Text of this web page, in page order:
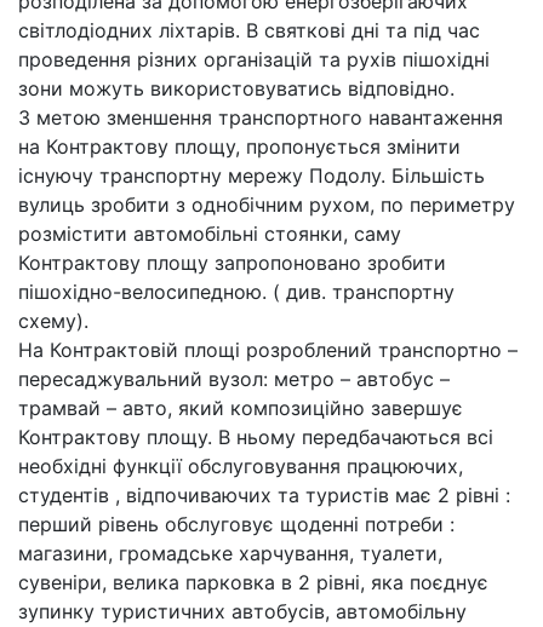
світлодіодних ліхтарів. В святкові дні та під час
проведення різних організацій та рухів пішохідні
зони можуть використовуватись відповідно.
З метою зменшення транспортного навантаження
на Контрактову площу, пропонується змінити
існуючу транспортну мережу Подолу. Більшість
вулиць зробити з однобічним рухом, по периметру
розмістити автомобільні стоянки, саму
Контрактову площу запропоновано зробити
пішохідно-велосипедною. ( див. транспортну
схему).
На Контрактовій площі розроблений транспортно –
пересаджувальний вузол: метро – автобус –
трамвай – авто, який композиційно завершує
Контрактову площу. В ньому передбачаються всі
необхідні функції обслуговування працюючих,
студентів , відпочиваючих та туристів має 2 рівні :
перший рівень обслуговує щоденні потреби :
магазини, громадське харчування, туалети,
сувеніри, велика парковка в 2 рівні, яка поєднує
зупинку туристичних автобусів, автомобільну